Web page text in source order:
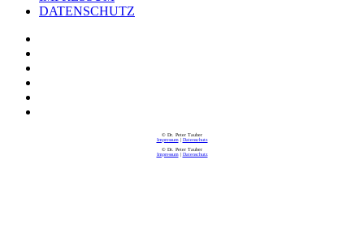
DATENSCHUTZ
© Dr. Peter Tauber
Impressum| Datenschutz
© Dr. Peter Tauber
Impressum| Datenschutz